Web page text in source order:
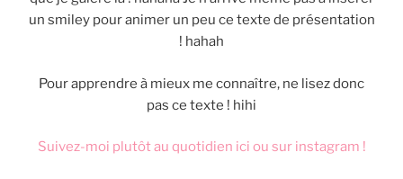
un smiley pour animer un peu ce texte de présentation
! hahah
Pour apprendre à mieux me connaître, ne lisez donc
pas ce texte ! hihi
Suivez-moi plutôt au quotidien ici ou sur instagram !